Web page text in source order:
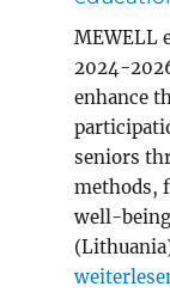
MEWELL
2024-
enhance
seniors
methods,
well-